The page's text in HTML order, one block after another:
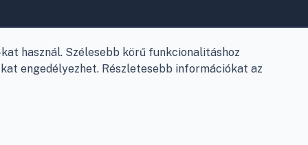
Fizetés
használ. Szélesebb körű funkcionalitáshoz
engedélyezhet. Részletesebb információkat az